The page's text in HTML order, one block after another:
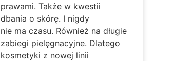
prawami. Także w kwestii
dbania o skórę. I nigdy
nie ma czasu. Również na długie
zabiegi pielęgnacyjne. Dlatego
kosmetyki z nowej linii